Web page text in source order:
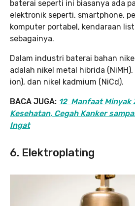
baterai seperti ini biasanya ada
elektronik seperti, smartphone,
komputer portabel, kendaraan
sebagainya.
Dalam industri baterai bahan
adalah nikel metal hibrida
ion), dan nikel kadmium (NiCd).
BACA JUGA: 12 Manfaat
Kesehatan, Cegah Kanker
Ingat
6. Elektroplating